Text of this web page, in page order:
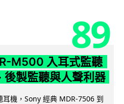
89
M500 入耳式監聽
後製監聽與人聲利器
機，Sony 經典 MDR-7506 到